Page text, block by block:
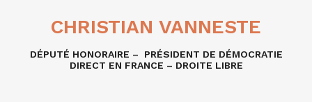
CHRISTIAN VANNESTE
DÉPUTÉ HONORAIRE – PRÉSIDENT DE DÉMOCRATIE
DIRECT EN FRANCE – DROITE LIBRE